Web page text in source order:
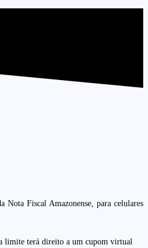
Nota Fiscal Amazonense, para celulares
limite terá direito a um cupom virtual